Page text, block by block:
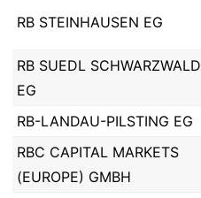
RB STEINHAUSEN EG
RB SUEDL SCHWARZWALD
EG
RB-LANDAU-PILSTING EG
RBC CAPITAL MARKETS
(EUROPE) GMBH